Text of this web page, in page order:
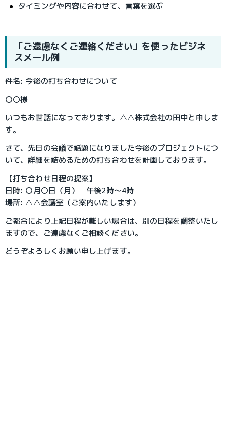
タイミングや内容に合わせて、言葉を選ぶ
「ご遠慮なくご連絡ください」を使ったビジネ
スメール例
件名: 今後の打ち合わせについて
〇〇様
いつもお世話になっております。△△株式会社の田中と申しま
す。
さて、先日の会議で話題になりました今後のプロジェクトにつ
いて、詳細を詰めるための打ち合わせを計画しております。
【打ち合わせ日程の提案】
日時: 〇月〇日（月） 午後2時〜4時
場所: △△会議室（ご案内いたします）
ご都合により上記日程が難しい場合は、別の日程を調整いたし
ますので、ご遠慮なくご相談ください。
どうぞよろしくお願い申し上げます。